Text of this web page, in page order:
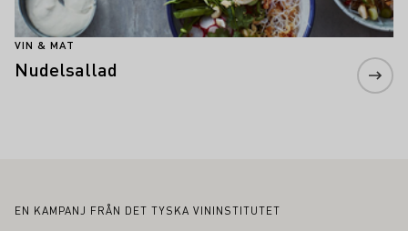
VIN & MAT
Nudelsallad
Sidfot
EN KAMPANJ FRÅN DET TYSKA VININSTITUTET